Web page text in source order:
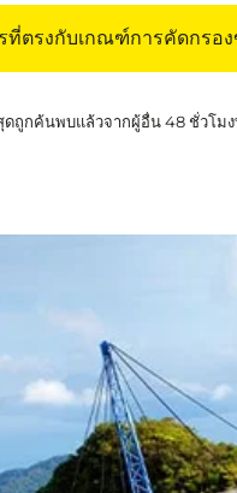
ที่ตรงกับเกณฑ์การคัดกร
ดถูกค้นพบแล้วจากผู้อื่น 48 ชั่วโม